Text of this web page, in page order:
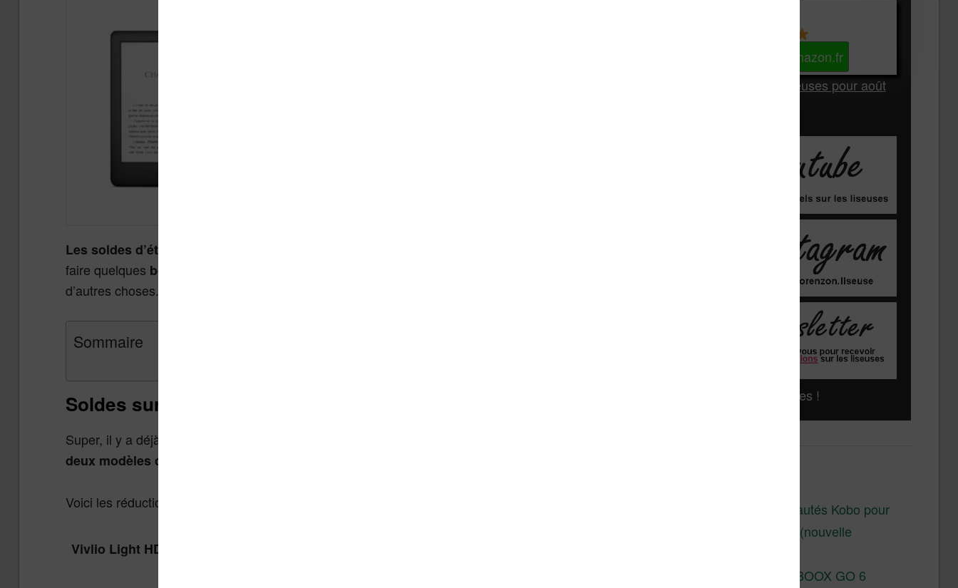
Les soldes d’été 2026
faire quelques bonnes affaires
d’autres choses.
Sommaire
Soldes sur les liseuses pour l’été 2026
Super, il y a déjà des
deux modèles de liseuses
Voici les réductions sur les liseuses et voici les promotions en cours :
Vivlio Light HD Color + Housse
Voir sur Amazon.fr
Les Meilleures liseuses pour août
Liseuses pas chères !
Les nouveautés Kobo pour
la fin 2026 (nouvelle
Test de la BOOX GO 6